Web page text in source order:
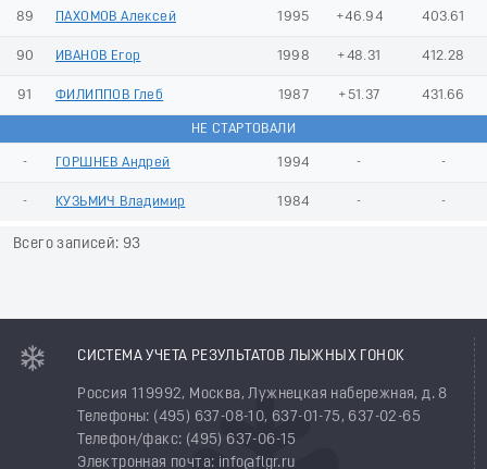
89 ПАХОМОВ Алексей 1995 +46.94 403.61
90 ИВАНОВ Егор 1998 +48.31 412.28
91 ФИЛИППОВ Глеб 1987 +51.37 431.66
НЕ СТАРТОВАЛИ
- ГОРШНЕВ Андрей 1994 - -
- КУЗЬМИЧ Владимир 1984 - -
Всего записей: 93
СИСТЕМА УЧЕТА РЕЗУЛЬТАТОВ ЛЫЖНЫХ ГОНОК
Россия 119992, Москва, Лужнецкая набережная, д. 8
Телефоны: (495) 637-08-10, 637-01-75, 637-02-65
Телефон/факс: (495) 637-06-15
Электронная почта: info@flgr.ru